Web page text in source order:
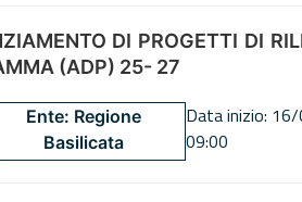
DI PROGETTI DI
(ADP) 25- 27
Ente: Regione
Basilicata
Data inizio:
09:00